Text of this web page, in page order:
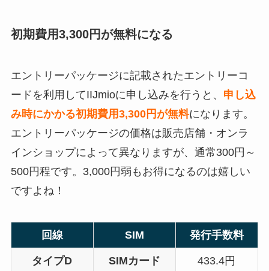
初期費用3,300円が無料になる
エントリーパッケージに記載されたエントリーコ
ードを利用してIIJmioに申し込みを行うと、 申し込
み時にかかる初期費用3,300円が無料になります。
エントリーパッケージの価格は販売店舗・オンラ
インショップによって異なりますが、通常300円～
500円程です。3,000円弱もお得になるのは嬉しい
ですよね！
回線 SIM 発行手数料
タイプD SIMカード 433.4円